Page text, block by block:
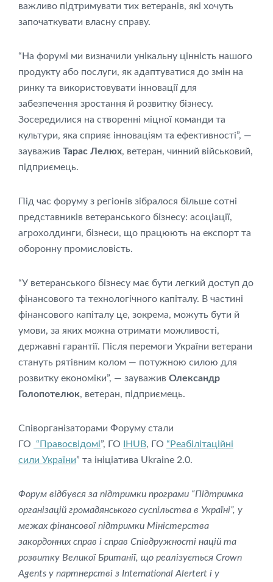
важливо підтримувати тих ветеранів, які хочуть
започаткувати власну справу.
“На форумі ми визначили унікальну цінність нашого
продукту або послуги, як адаптуватися до змін на
ринку та використовувати інновації для
забезпечення зростання й розвитку бізнесу.
Зосередилися на створенні міцної команди та
культури, яка сприяє інноваціям та ефективності”, —
зауважив Тарас Лелюх, ветеран, чинний військовий,
підприємець.
Під час форуму з регіонів зібралося більше сотні
представників ветеранського бізнесу: асоціації,
агрохолдинги, бізнеси, що працюють на експорт та
оборонну промисловість.
“У ветеранського бізнесу має бути легкий доступ до
фінансового та технологічного капіталу. В частині
фінансового капіталу це, зокрема, можуть бути й
умови, за яких можна отримати можливості,
державні гарантії. Після перемоги України ветерани
стануть рятівним колом — потужною силою для
розвитку економіки”, — зауважив Олександр
Голопотелюк, ветеран, підприємець.
Співорганізаторами Форуму стали
ГО
“Правосвідомі”, ГО IHUB, ГО “Реабілітаційні
сили України” та ініціатива Ukraine 2.0.
Форум відбувся за підтримки програми “Підтримка
організацій громадянського суспільства в Україні”, у
межах фінансової підтримки Міністерства
закордонних справ і справ Співдружності націй та
розвитку Великої Британії, що реалізується Crown
Agents у партнерстві з International Alertert і у